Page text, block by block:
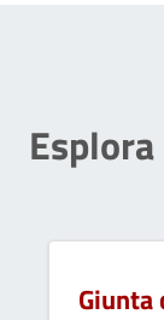
Giunta